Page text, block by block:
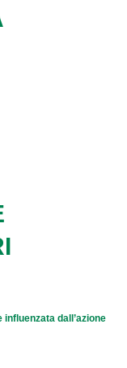
dall’azione